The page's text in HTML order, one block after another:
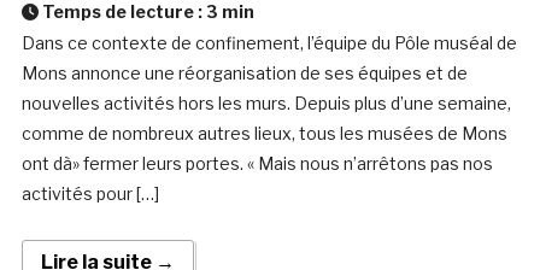
Temps de lecture : 3 min
Dans ce contexte de confinement, l’équipe du Pôle muséal de
Mons annonce une réorganisation de ses équipes et de
nouvelles activités hors les murs. Depuis plus d’une semaine,
comme de nombreux autres lieux, tous les musées de Mons
ont dà» fermer leurs portes. « Mais nous n’arrêtons pas nos
activités pour […]
Lire la suite →